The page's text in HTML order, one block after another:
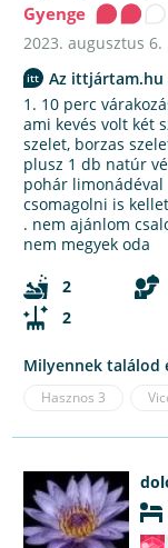
Gyenge
2023. augusztus 6.
Az ittjártam.hu
1. 10 perc
ami kevés volt két
szelet, borzas
plusz 1 db natúr
pohár limonádéval
csomagolni is
. nem ajánlom
nem megyek oda
2
2
Milyennek találod
Hasznos 3